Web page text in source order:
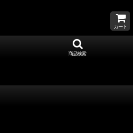
カート
商品検索